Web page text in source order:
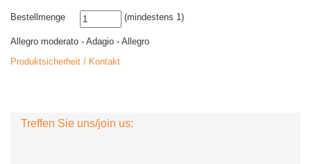
Bestellmenge (mindestens 1)
Allegro moderato - Adagio - Allegro
Produktsicherheit / Kontakt
Treffen Sie uns/join us: